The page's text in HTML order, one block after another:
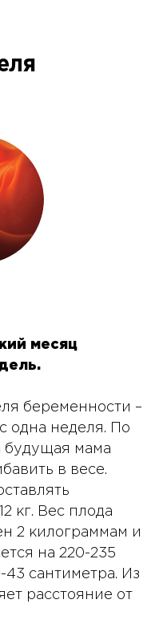
месяц
беременности –
одна неделя. По
будущая мама
в весе.
кг. Вес плода
2 килограммам и
на 220-235
сантиметра. Из
расстояние от